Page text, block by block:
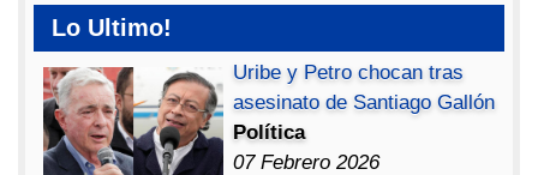
Lo Ultimo!
Uribe y Petro chocan tras
asesinato de Santiago Gallón
Política
07 Febrero 2026